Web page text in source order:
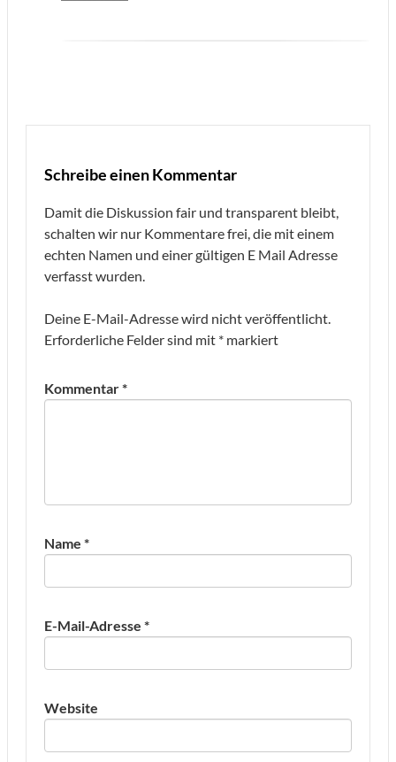
Schreibe einen Kommentar
Damit die Diskussion fair und transparent bleibt,
schalten wir nur Kommentare frei, die mit einem
echten Namen und einer gültigen E Mail Adresse
verfasst wurden.
Deine E-Mail-Adresse wird nicht veröffentlicht.
Erforderliche Felder sind mit * markiert
Kommentar*
Name *
E-Mail-Adresse *
Website